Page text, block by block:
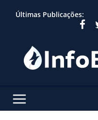
Últimas Publicações: